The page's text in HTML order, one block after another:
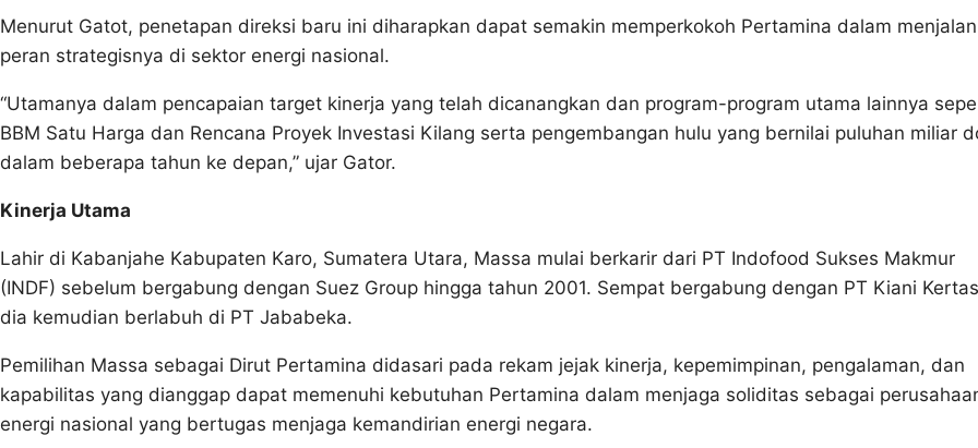
Menurut Gatot, penetapan direksi baru ini diharapkan dapat semakin memperkokoh Pertamina dalam
peran strategisnya di sektor energi nasional.
“Utamanya dalam pencapaian target kinerja yang telah dicanangkan dan program-program utama lainnya
BBM Satu Harga dan Rencana Proyek Investasi Kilang serta pengembangan hulu yang bernilai puluhan miliar
dalam beberapa tahun ke depan,” ujar Gator.
Kinerja Utama
Lahir di Kabanjahe Kabupaten Karo, Sumatera Utara, Massa mulai berkarir dari PT Indofood Sukses Makmur
(INDF) sebelum bergabung dengan Suez Group hingga tahun 2001. Sempat bergabung dengan PT Kiani
dia kemudian berlabuh di PT Jababeka.
Pemilihan Massa sebagai Dirut Pertamina didasari pada rekam jejak kinerja, kepemimpinan, pengalaman, dan
kapabilitas yang dianggap dapat memenuhi kebutuhan Pertamina dalam menjaga soliditas sebagai
energi nasional yang bertugas menjaga kemandirian energi negara.